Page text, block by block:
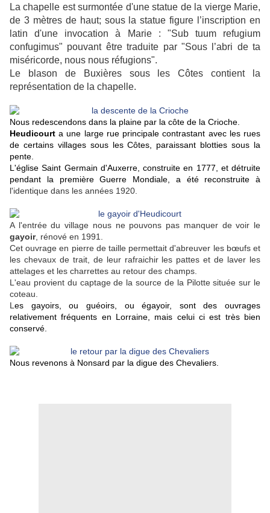
La chapelle est surmontée d'une statue de la vierge Marie,
de 3 mètres de haut; sous la statue figure l’inscription en
latin d'une invocation à Marie : "Sub tuum refugium
confugimus" pouvant être traduite par "Sous l’abri de ta
miséricorde, nous nous réfugions".
Le blason de Buxières sous les Côtes contient la
représentation de la chapelle.
Nous redescendons dans la plaine par la côte de la Crioche.
Heudicourt a une large rue principale contrastant avec les rues
de certains villages sous les Côtes, paraissant blotties sous la
pente.
L'église Saint Germain d'Auxerre, construite en 1777, et détruite
pendant la première Guerre Mondiale, a été reconstruite à
l'identique dans les années 1920.
A l'entrée du village nous ne pouvons pas manquer de voir le
gayoir, rénové en 1991.
Cet ouvrage en pierre de taille permettait d'abreuver les bœufs et
les chevaux de trait, de leur rafraichir les pattes et de laver les
attelages et les charrettes au retour des champs.
L'eau provient du captage de la source de la Pilotte située sur le
coteau.
L es gayoirs, ou guéoirs, ou égayoir, sont des ouvrages
relativement fréquents en Lorraine, mais celui ci est très bien
conservé.
Nous revenons à Nonsard par la digue des Chevaliers.